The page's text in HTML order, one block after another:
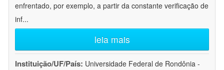
enfrentado, por exemplo, a partir da constante verificação de
inf...
leia mais
Instituição/UF/País: Universidade Federal de Rondônia -